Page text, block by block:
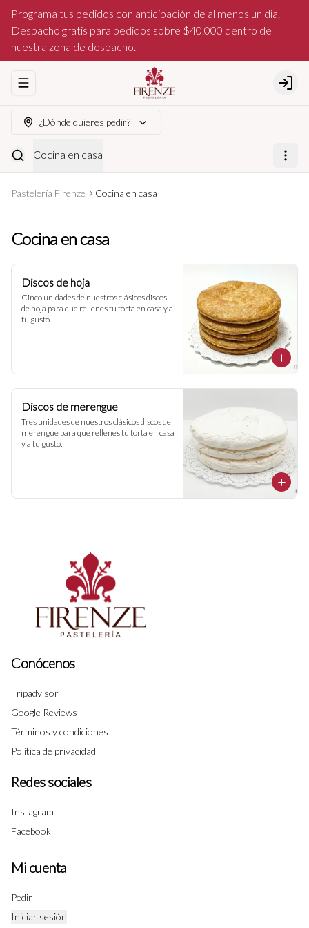
Programa tus pedidos con anticipación de al menos un dia.
Despacho gratis para pedidos sobre $40.000 dentro de
nuestra zona de despacho.
Abrir menu de navegación Login
¿Dónde quieres pedir?
Cocina en casa
Pastelería Firenze Cocina en casa
Cocina en casa
Discos de hoja
Cinco unidades de nuestros clásicos discos
de hoja para que rellenes tu torta en casa y a
tu gusto.
Discos de merengue
Tres unidades de nuestros clásicos discos de
merengue para que rellenes tu torta en casa
y a tu gusto.
Conócenos
Tripadvisor
Google Reviews
Términos y condiciones
Política de privacidad
Redes sociales
Instagram
Facebook
Mi cuenta
Pedir
Iniciar sesión